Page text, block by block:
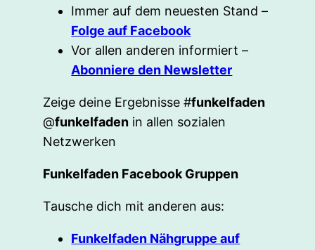
Immer auf dem neuesten Stand –
Folge auf Facebook
Vor allen anderen informiert –
Abonniere den Newsletter
Zeige deine Ergebnisse #funkelfaden
@funkelfaden in allen sozialen
Netzwerken
Funkelfaden Facebook Gruppen
Tausche dich mit anderen aus:
Funkelfaden Nähgruppe auf